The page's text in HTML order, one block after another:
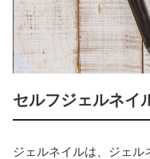
セルフジェルネイ
ジェルネイルは、ジェル